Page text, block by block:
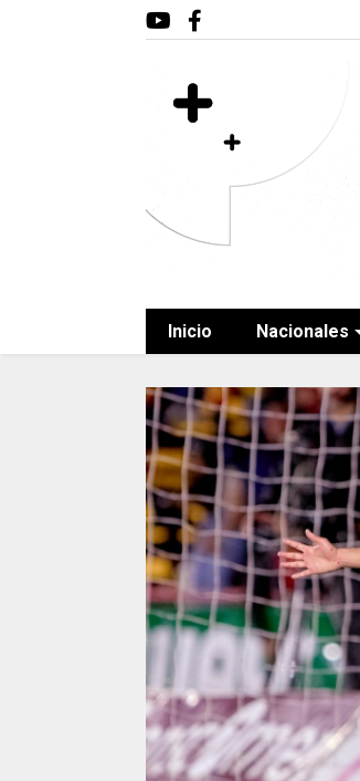
Inicio Nacionales